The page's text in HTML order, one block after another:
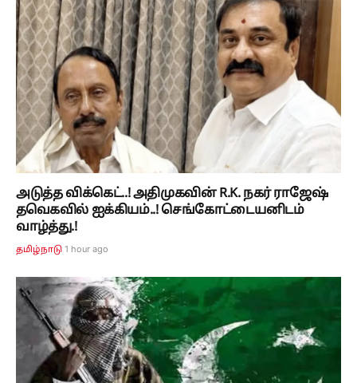
அடுத்த விக்கெட்..! அதிமுகவின் R.K. நகர் ராஜேஷ்
தவெகவில் ஐக்கியம்..! செங்கோட்டையனிடம்
வாழ்த்து.!
தமிழ்நாடு 1 hour ago